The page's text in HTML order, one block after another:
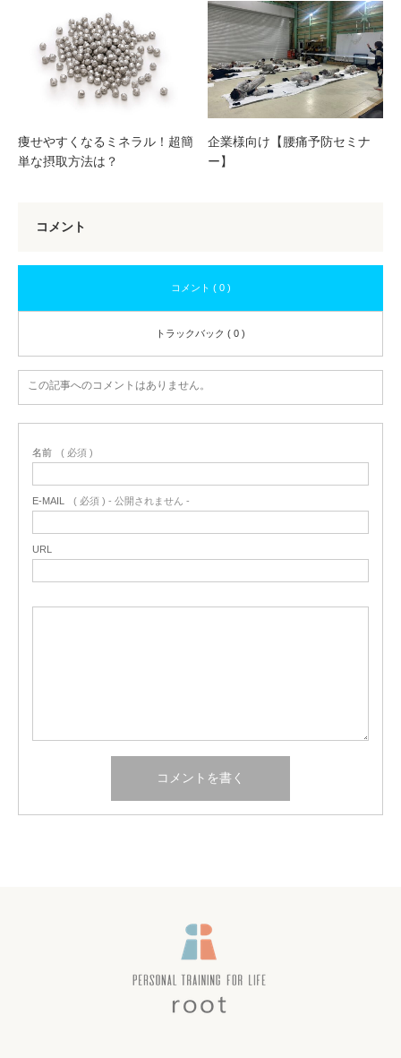
痩せやすくなるミネラル！超簡
単な摂取方法は？
企業様向け【腰痛予防セミナ
ー】
コメント
コメント ( 0 )
トラックバック ( 0 )
この記事へのコメントはありません。
名前 ( 必須 )
E-MAIL ( 必須 ) - 公開されません -
URL